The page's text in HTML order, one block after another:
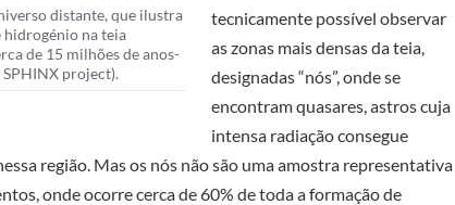
distante, que ilustra
hidrogénio na teia
de 15 milhões de anos-
project).
tecnicamente possível observar
as zonas mais densas da teia,
designadas “nós”, onde se
encontram quasares, astros cuja
intensa radiação consegue
região. Mas os nós não são uma amostra representativa
onde ocorre cerca de 60% de toda a formação de